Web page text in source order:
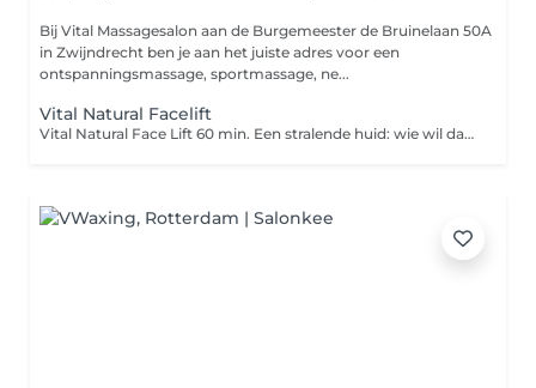
Bij Vital Massagesalon aan de Burgemeester de Bruinelaan 50A
in Zwijndrecht ben je aan het juiste adres voor een
ontspanningsmassage, sportmassage, ne...
Vital Natural Facelift
Vital Natural Face Lift 60 min. Een stralende huid: wie wil dat nu niet? Door een gezichtsbehandeling geef je jouw huid weer een boost en ziet jouw gelaat er weer verzorgd en gezond uit. Bij de gezichtsbehandeling wordt het gelaat grondig gereinigd, worden dode huidcellen verwijderd en geniet je van een heerlijke hoofdhuidmassage. Het resultaat van deze behandeling? Een stevigere huid, mooie kleur en een gezonde glans! Geniet van een uitgebreide massage van gezicht, decolleté, schouders en nek, inclusief rustgevende penseelmassage. Er wordt een peelingmasker met natuurlijke ingrediënten (frambozenzaad en bamboe) die de huid hydrateert, aangebracht met vitamine C-serum en wordt er afgesloten met een dagcrème voor een stralende huid. Bij Natural Face Lift van Vital Massagesalon krijgt u: Reinigingsmassage met dieptereiniging; Peeling; Relaxerende gezichtsbehandeling; Penseelmassage; Stralende huid Prijs €61,-